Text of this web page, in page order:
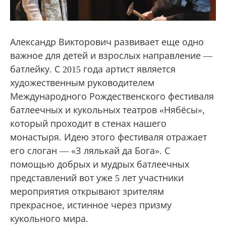
Александр Викторович развивает еще одно
важное для детей и взрослых направление —
батлейку. С 2015 года артист является
художественным руководителем
Международного Рождественского фестиваля
батлеечных и кукольных театров «Нябёсы»,
который проходит в стенах нашего
монастыря. Идею этого фестиваля отражает
его слоган — «З лялькай да Бога». С
помощью добрых и мудрых батлеечных
представлений вот уже 5 лет участники
мероприятия открывают зрителям
прекрасное, истинное через призму
кукольного мира.